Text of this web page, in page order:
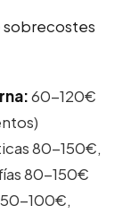
sobrecostes
60-120€
80-150€,
80-150€
100€,